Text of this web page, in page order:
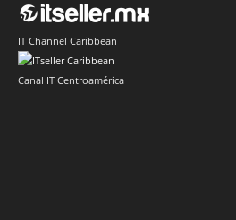
IT Channel Caribbean
Canal IT Centroamérica